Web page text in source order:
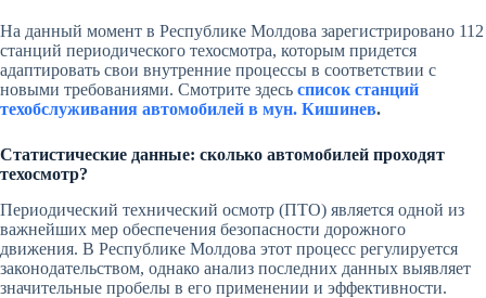
На данный момент в Республике Молдова зарегистрировано 112
станций периодического техосмотра, которым придется
адаптировать свои внутренние процессы в соответствии с
новыми требованиями. Смотрите здесь список станций
техобслуживания автомобилей в мун. Кишинев.
Статистические данные: сколько автомобилей проходят
техосмотр?
Периодический технический осмотр (ПТО) является одной из
важнейших мер обеспечения безопасности дорожного
движения. В Республике Молдова этот процесс регулируется
законодательством, однако анализ последних данных выявляет
значительные пробелы в его применении и эффективности.